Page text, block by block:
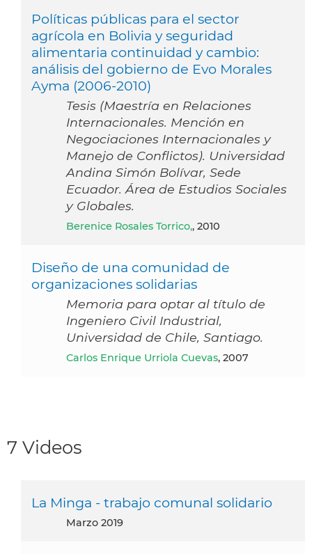
Políticas públicas para el sector
agrícola en Bolivia y seguridad
alimentaria continuidad y cambio:
análisis del gobierno de Evo Morales
Ayma (2006-2010)
Tesis (Maestría en Relaciones
Internacionales. Mención en
Negociaciones Internacionales y
Manejo de Conflictos). Universidad
Andina Simón Bolívar, Sede
Ecuador. Área de Estudios Sociales
y Globales.
Berenice Rosales Torrico,, 2010
Diseño de una comunidad de
organizaciones solidarias
Memoria para optar al título de
Ingeniero Civil Industrial,
Universidad de Chile, Santiago.
Carlos Enrique Urriola Cuevas, 2007
7 Videos
La Minga - trabajo comunal solidario
marzo 2019